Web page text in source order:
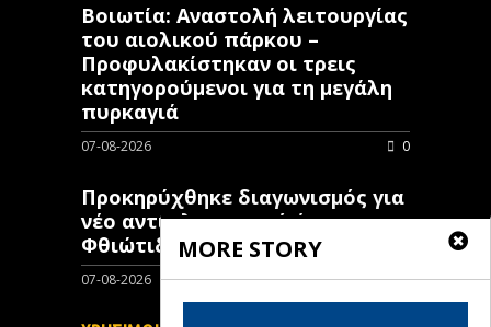
MORE STORY
Βοιωτία: Αναστολή λειτουργίας
του αιολικού πάρκου –
Προφυλακίστηκαν οι τρεις
κατηγορούμενοι για τη μεγάλη
πυρκαγιά
07-08-2026 0
Προκηρύχθηκε διαγωνισμός για
νέo αντιπλημμυρικό έργο στη
Φθιώτιδα
07-08-2026 0